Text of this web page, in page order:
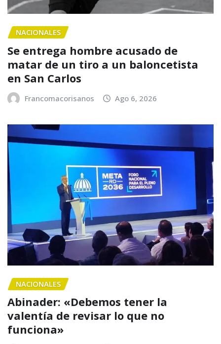
NACIONALES
Se entrega hombre acusado de
matar de un tiro a un baloncetista
en San Carlos
Francomacorisanos Ago 6, 2026
NACIONALES
Abinader: «Debemos tener la
valentía de revisar lo que no
funciona»